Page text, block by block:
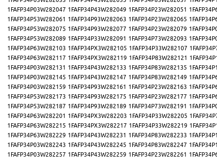
1FAFP34P03W282047 1FAFP34P43W282049 1FAFP34P23W282051
1FAFP34P53W282061 1FAFP34P93W282063 1FAFP34P23W282065
1FAFP34P53W282075 1FAFP34P93W282077 1FAFP34P23W282079
1FAFP34P53W282089 1FAFP34P33W282091 1FAFP34P73W282093
1FAFP34P63W282103 1FAFP34PX3W282105 1FAFP34P33W282107
1FAFP34P63W282117 1FAFP34PX3W282119 1FAFP34P83W282121
1FAFP34P03W282131 1FAFP34P43W282133 1FAFP34P83W282135
1FAFP34P03W282145 1FAFP34P43W282147 1FAFP34P83W282149
1FAFP34P03W282159 1FAFP34P93W282161 1FAFP34P23W282163
1FAFP34P53W282173 1FAFP34P93W282175 1FAFP34P23W282177
1FAFP34P53W282187 1FAFP34P93W282189 1FAFP34P73W282191
1FAFP34P63W282201 1FAFP34PX3W282203 1FAFP34P33W282205
1FAFP34P63W282215 1FAFP34PX3W282217 1FAFP34P33W282219
1FAFP34P63W282229 1FAFP34P43W282231 1FAFP34P83W282233
1FAFP34P03W282243 1FAFP34P43W282245 1FAFP34P83W282247
1FAFP34P03W282257 1FAFP34P43W282259 1FAFP34P23W282261